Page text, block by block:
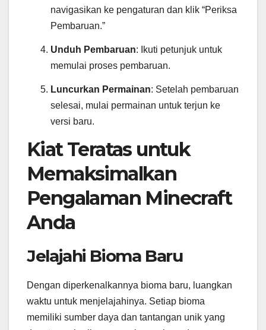
navigasikan ke pengaturan dan klik “Periksa
Pembaruan.”
Unduh Pembaruan: Ikuti petunjuk untuk
memulai proses pembaruan.
Luncurkan Permainan: Setelah pembaruan
selesai, mulai permainan untuk terjun ke
versi baru.
Kiat Teratas untuk
Memaksimalkan
Pengalaman Minecraft
Anda
Jelajahi Bioma Baru
Dengan diperkenalkannya bioma baru, luangkan
waktu untuk menjelajahinya. Setiap bioma
memiliki sumber daya dan tantangan unik yang